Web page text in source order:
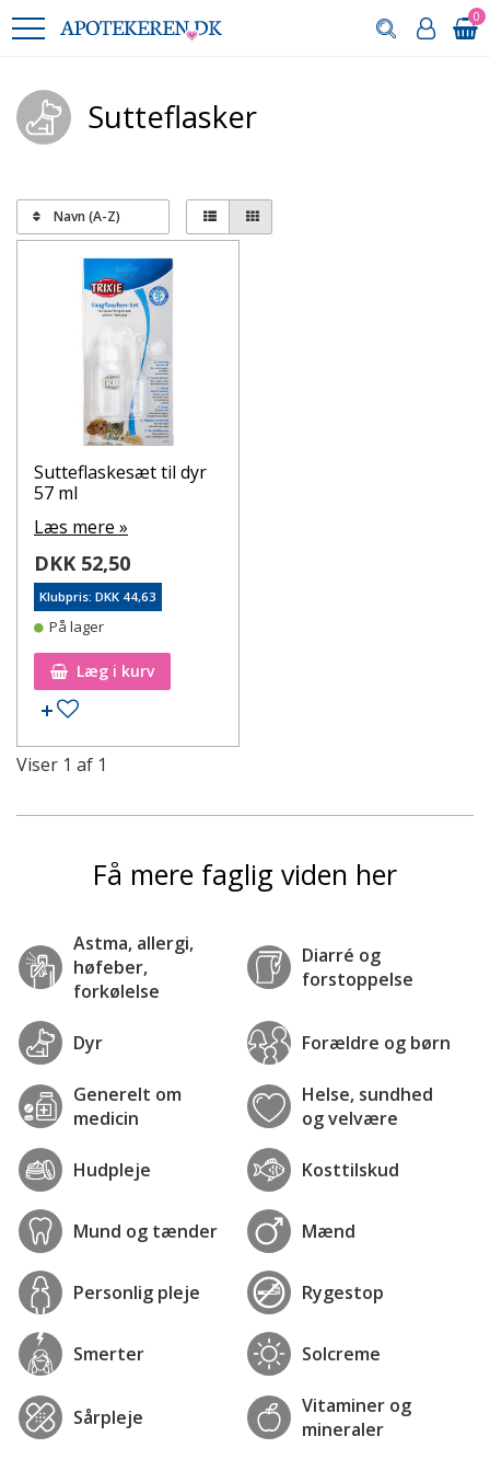
0
Sutteflasker
Navn (A-Z)
Sutteflaskesæt til dyr
57 ml
Læs mere »
DKK 52,50
Klubpris: DKK 44,63
På lager
Læg i kurv
Tilføj til ønskeseddel
Viser 1 af 1
Få mere faglig viden her
Astma, allergi,
høfeber,
forkølelse
Diarré og
forstoppelse
Dyr Forældre og børn
Generelt om
medicin
Helse, sundhed
og velvære
Hudpleje Kosttilskud
Mund og tænder Mænd
Personlig pleje Rygestop
Smerter Solcreme
Sårpleje
Vitaminer og
mineraler